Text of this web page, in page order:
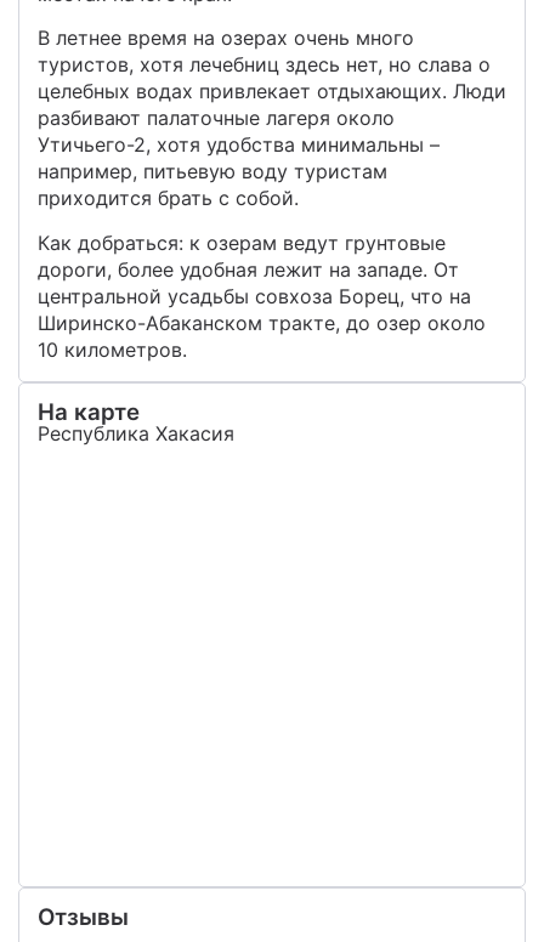
В летнее время на озерах очень много
туристов, хотя лечебниц здесь нет, но слава о
целебных водах привлекает отдыхающих. Люди
разбивают палаточные лагеря около
Утичьего-2, хотя удобства минимальны –
например, питьевую воду туристам
приходится брать с собой.
Как добраться: к озерам ведут грунтовые
дороги, более удобная лежит на западе. От
центральной усадьбы совхоза Борец, что на
Ширинско-Абаканском тракте, до озер около
10 километров.
На карте
Республика Хакасия
Отзывы